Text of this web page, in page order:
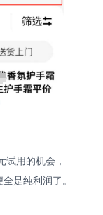
用的机会，
是纯利润了。